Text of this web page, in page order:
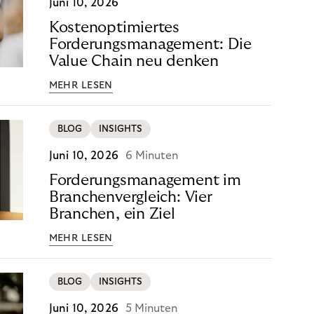
Juni 10, 2026
Kostenoptimiertes
Forderungsmanagement: Die
Value Chain neu denken
MEHR LESEN
BLOG INSIGHTS
Juni 10, 2026 6 Minuten
Forderungsmanagement im
Branchenvergleich: Vier
Branchen, ein Ziel
MEHR LESEN
BLOG INSIGHTS
Juni 10, 2026 5 Minuten